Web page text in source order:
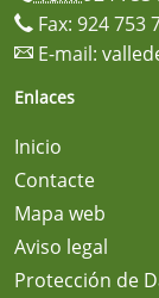
Fax: 924 753
E-mail:
Enlaces
Inicio
Contacte
Mapa web
Aviso legal
Protección de